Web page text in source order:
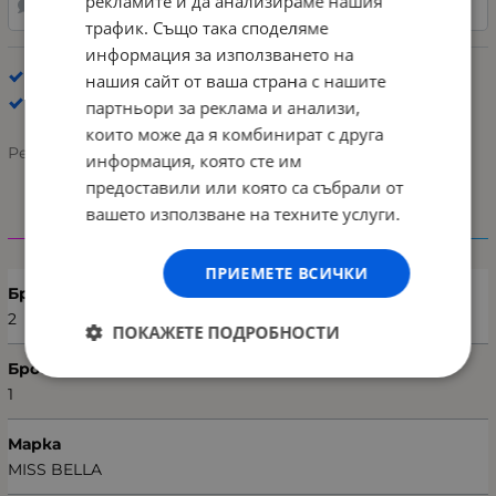
НАПРАВИ ЗАПИТВАНЕ ДОБАВИ В ЛЮБИМИ
Спални комплекти
MISS BELLA
Рейтинг:
Брой части
2
Брой калъфки
1
Марка
MISS BELLA
трафик. Също така споделяме
информация за използването на
нашия сайт от ваша страна с нашите
партньори за реклама и анализи,
които може да я комбинират с друга
информация, която сте им
предоставили или която са събрали от
вашето използване на техните услуги.
ПРИЕМЕТЕ ВСИЧКИ
ПОКАЖЕТЕ ПОДРОБНОСТИ